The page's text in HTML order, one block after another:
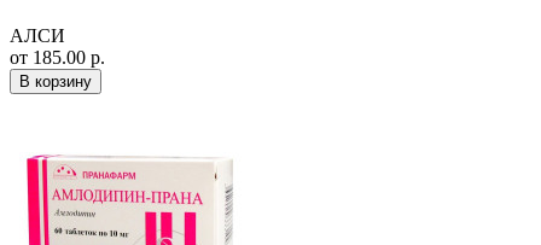
АЛСИ
от 185.00 р.
В корзину